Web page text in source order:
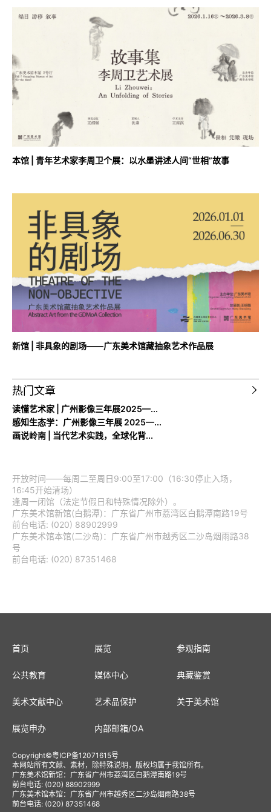
本馆 | 青年艺术家李周卫个展：以水墨讲述人间“世相”故事
新馆 | 非具象的剧场——广东美术馆藏抽象艺术作品展
热门文章
读懂艺术家 | 广州影像三年展2025—...
感知生态学：广州影像三年展 2025—...
画说岭南 | 当代艺术实践，全球化背...
开放时间——每周二至周日9:00至17:00（16:30停止入场，
16:45开始清场）
逢周一闭馆（法定节假日和特殊情况除外）。
广东美术馆新馆(白鹅潭)：广东省广州市荔湾区白鹅潭南路19号
前台电话: (020) 88902999
广东美术馆本馆(二沙岛)：广东省广州市越秀区二沙岛烟雨路38
号
前台电话: (020) 87351468
首页 展览 参观指南
公共教育 媒体中心 典藏鉴赏
美术文献中心 艺术品保护 关于美术馆
展览申办 内部邮箱/OA
Copyright©粤ICP备12071615号
本网站所有文献、素材，除特殊说明，版权均属于我馆所有。
广东美术馆新馆：广东省广州市荔湾区白鹅潭南路19号
前台电话: (020) 88902999
广东美术馆本馆：广东省广州市越秀区二沙岛烟雨路38号
前台电话: (020) 87351468